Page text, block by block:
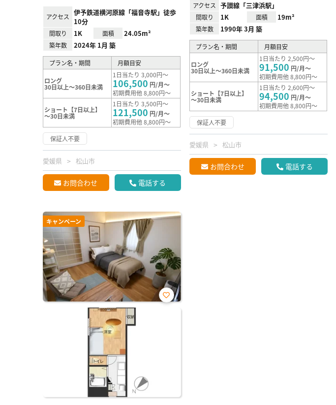
アクセス
伊予鉄道横河原線「福音寺駅」徒歩
10分
間取り 1K 面積 24.05m²
築年数 2024年 1月 築
プラン名・期間 月額目安
ロング
30日以上～360日未満
1日当たり 3,000円～
106,500 円/月～
初期費用他 8,800円～
ショート【7日以上】
～30日未満
1日当たり 3,500円～
121,500 円/月～
初期費用他 8,800円～
保証人不要
愛媛県 松山市
お問合わせ 電話する
アクセス 予讃線「三津浜駅」
間取り 1K 面積 19m²
築年数 1990年 3月 築
プラン名・期間 月額目安
ロング
30日以上～360日未満
1日当たり 2,500円～
91,500 円/月～
初期費用他 8,800円～
ショート【7日以上】
～30日未満
1日当たり 2,600円～
94,500 円/月～
初期費用他 8,800円～
保証人不要
愛媛県 松山市
お問合わせ 電話する
キャンペーン
お気